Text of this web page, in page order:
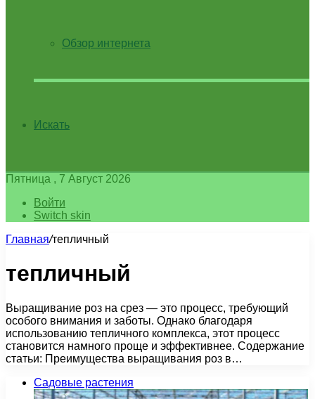
Обзор интернета
Искать
Пятница , 7 Август 2026
Войти
Switch skin
Главная/тепличный
тепличный
Выращивание роз на срез — это процесс, требующий
особого внимания и заботы. Однако благодаря
использованию тепличного комплекса, этот процесс
становится намного проще и эффективнее. Содержание
статьи: Преимущества выращивания роз в…
Садовые растения